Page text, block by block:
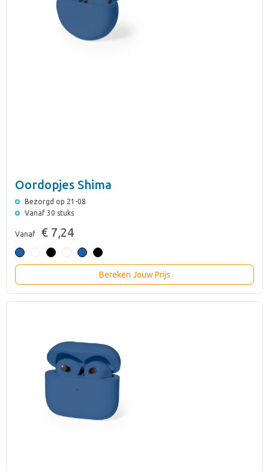
Oordopjes Shima
Bezorgd op 21-08
Vanaf 30 stuks
Vanaf € 7,24
Bereken Jouw Prijs